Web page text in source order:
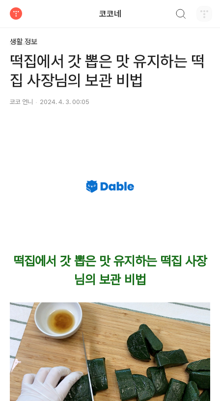
코코네
생활 정보
떡집에서 갓 뽑은 맛 유지하는 떡
집 사장님의 보관 비법
코코 언니 2024. 4. 3. 00:05
떡집에서 갓 뽑은 맛 유지하는 떡집 사장
님의 보관 비법